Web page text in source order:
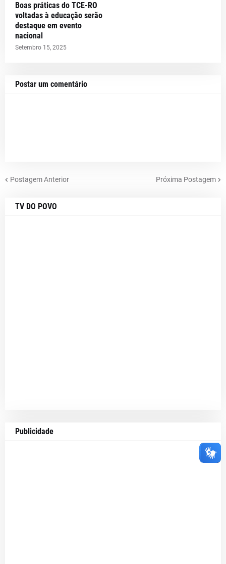
Boas práticas do TCE-RO
voltadas à educação serão
destaque em evento
nacional
Setembro 15, 2025
Postar um comentário
Postagem Anterior Próxima Postagem
TV DO POVO
Publicidade